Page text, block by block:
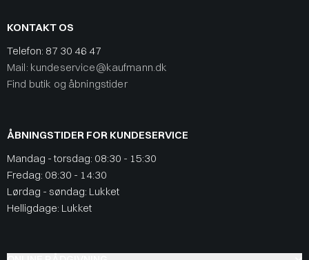
KONTAKT OS
Telefon: 87 30 46 47
Mail: kundeservice@kaufmann.dk
Find butik og åbningstider
ÅBNINGSTIDER FOR KUNDESERVICE
Mandag - torsdag: 08:30 - 15:30
Fredag: 08:30 - 14:30
Lørdag - søndag: Lukket
Helligdage: Lukket